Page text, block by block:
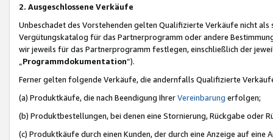
2. Ausgeschlossene Verkäufe
Unbeschadet des Vorstehenden gelten Qualifizierte Verkäufe nicht
Vergütungskatalog für das Partnerprogramm oder andere
wir jeweils für das Partnerprogramm festlegen, einschließlich der
Programmdokumentation“).
Ferner gelten folgende Verkäufe, die andernfalls Qualifizierte
(a) Produktkäufe, die nach Beendigung IhrerVereinbarung erfolgen;
(b) Produktbestellungen, bei denen eine Stornierung, Rückgabe oder
(c) Produktkäufe durch einen Kunden, der durch eine Anzeige auf